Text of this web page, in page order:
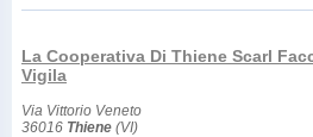
La Cooperativa Di Thiene Scarl
Vigila
Via Vittorio Veneto
36016 Thiene (VI)